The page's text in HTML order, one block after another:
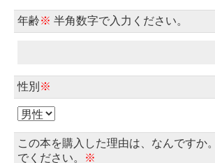
年齢※ 半角数字で入力ください。
性別 ※
この本を購入した理由は、なんですか
でください。
※